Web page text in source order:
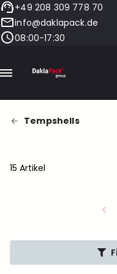
+49 208 309 778 70
info@daklapack.de
08:00-17:30
Tempshells
15 Artikel